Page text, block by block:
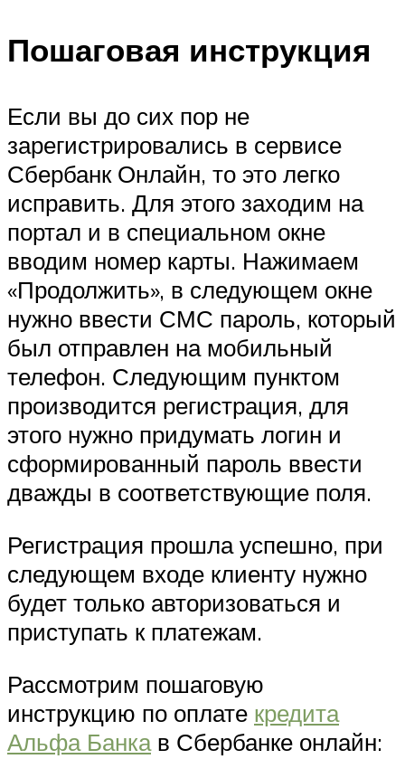
Пошаговая инструкция
Если вы до сих пор не
зарегистрировались в сервисе
Сбербанк Онлайн, то это легко
исправить. Для этого заходим на
портал и в специальном окне
вводим номер карты. Нажимаем
«Продолжить», в следующем окне
нужно ввести СМС пароль, который
был отправлен на мобильный
телефон. Следующим пунктом
производится регистрация, для
этого нужно придумать логин и
сформированный пароль ввести
дважды в соответствующие поля.
Регистрация прошла успешно, при
следующем входе клиенту нужно
будет только авторизоваться и
приступать к платежам.
Рассмотрим пошаговую
инструкцию по оплате кредита
Альфа Банкав Сбербанке онлайн: